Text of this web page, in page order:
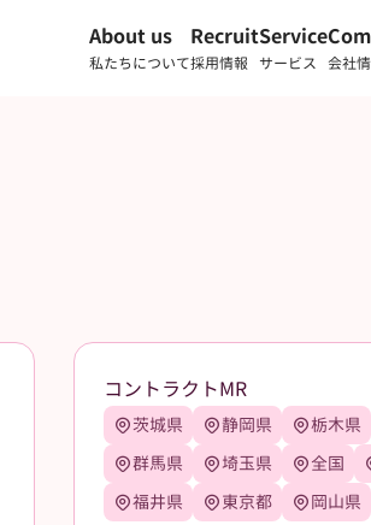
About us
私たちについて
Recruit
採用情報
Service
サービス 会社
コントラクトMR
茨城県 静岡県 栃木県
群馬県
埼玉県 全国
福井県
東京都 岡山県